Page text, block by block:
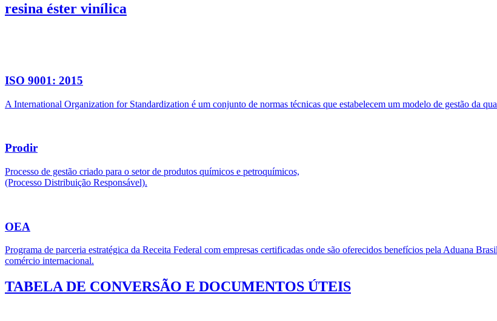
resina éster vinílica
ISO 9001: 2015
A International Organization for Standardization é um conjunto de normas técnicas que estabelecem um modelo de gestão da
Prodir
Processo de gestão criado para o setor de produtos químicos e petroquímicos,
(Processo Distribuição Responsável).
OEA
Programa de parceria estratégica da Receita Federal com empresas certificadas onde são oferecidos benefícios pela Aduana
comércio internacional.
TABELA DE CONVERSÃO E DOCUMENTOS ÚTEIS